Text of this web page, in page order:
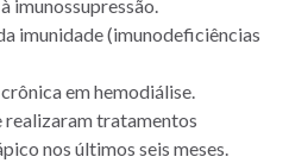
imunossupressão.
imunidade (imunodeficiências
em hemodiálise.
realizaram tratamentos
nos últimos seis meses.